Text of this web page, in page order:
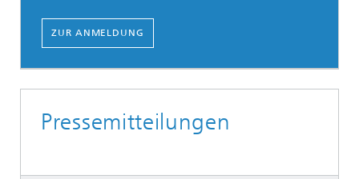
ZUR ANMELDUNG
Pressemitteilungen